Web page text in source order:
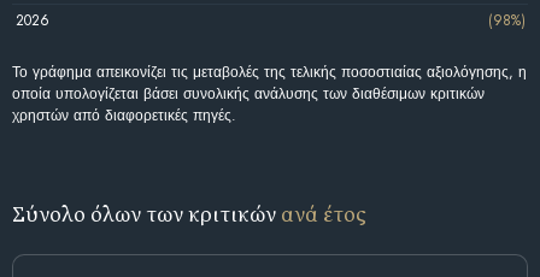
2026
(98%)
Το γράφημα απεικονίζει τις μεταβολές της τελικής ποσοστιαίας αξιολόγησης, η
οποία υπολογίζεται βάσει συνολικής ανάλυσης των διαθέσιμων κριτικών
χρηστών από διαφορετικές πηγές.
Σύνολο όλων των κριτικών ανά έτος